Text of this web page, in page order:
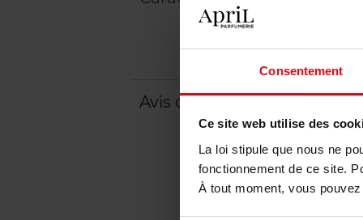
Consentement
Ce site web utilise des
La loi stipule que nous ne
fonctionnement de ce site.
À tout moment, vous
Avis client